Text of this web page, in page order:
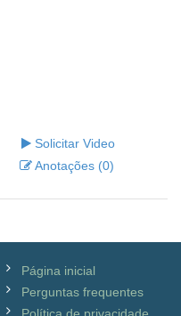
Solicitar Video
Anotações (0)
Página inicial
Perguntas frequentes